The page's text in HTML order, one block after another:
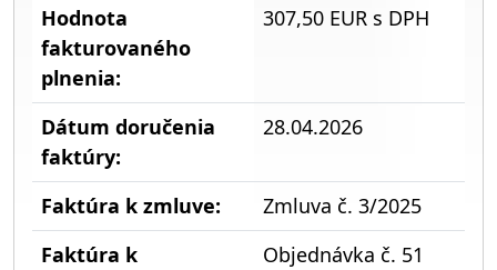
Hodnota
fakturovaného
plnenia:
307,50 EUR s DPH
Dátum doručenia
faktúry:
28.04.2026
Faktúra k zmluve:
Zmluva č. 3/2025
Faktúra k
Objednávka č. 51